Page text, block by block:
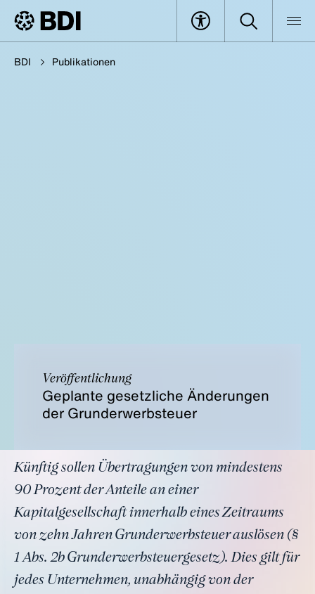
BDI Publikationen
Veröffentlichung
Geplante gesetzliche Änderungen
der Grunderwerbsteuer
Künftig sollen Übertragungen von mindestens
90 Prozent der Anteile an einer
Kapitalgesellschaft innerhalb eines Zeitraums
von zehn Jahren Grunderwerbsteuer auslösen (§
1 Abs. 2b Grunderwerbsteuergesetz). Dies gilt für
jedes Unternehmen, unabhängig von der